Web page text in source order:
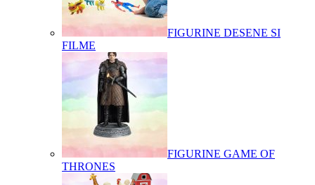
FIGURINE DESENE SI
FILME
FIGURINE GAME OF
THRONES